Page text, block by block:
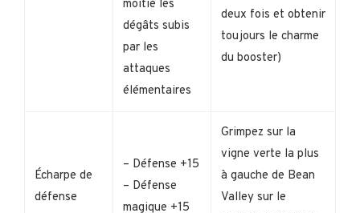
moitié les
dégâts subis
par les
attaques
élémentaires
deux fois et obtenir
toujours le charme
du booster)
Écharpe de
défense
– Défense +15
– Défense
magique +15
Grimpez sur la
vigne verte la plus
à gauche de Bean
Valley sur le